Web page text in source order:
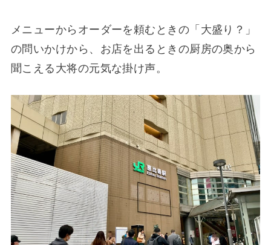
メニューからオーダーを頼むときの「大盛り？」
の問いかけから、お店を出るときの厨房の奥から
聞こえる大将の元気な掛け声。